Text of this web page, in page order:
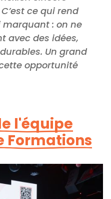
ce qui rend
marquant : on ne
avec des idées,
Un grand
opportunité
l'équipe
Formations